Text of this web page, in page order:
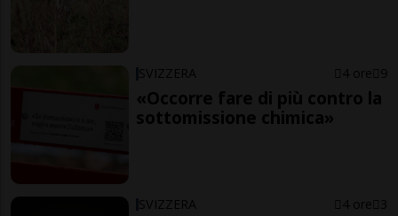
SVIZZERA 4 ore 9
«Occorre fare di più contro la
sottomissione chimica»
SVIZZERA 4 ore 3